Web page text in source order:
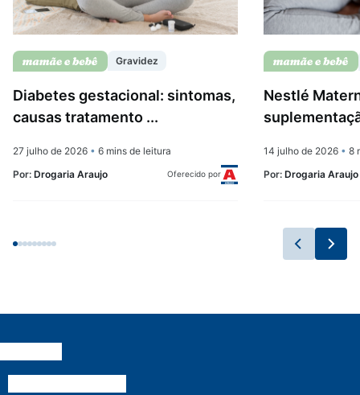
Gravidez
Diabetes gestacional: sintomas,
causas tratamento ...
27 julho de 2026 • 6 mins de leitura
Por: Drogaria Araujo Oferecido por
Nestlé
14 julho de 2026 • 8
Por: Drogaria Araujo